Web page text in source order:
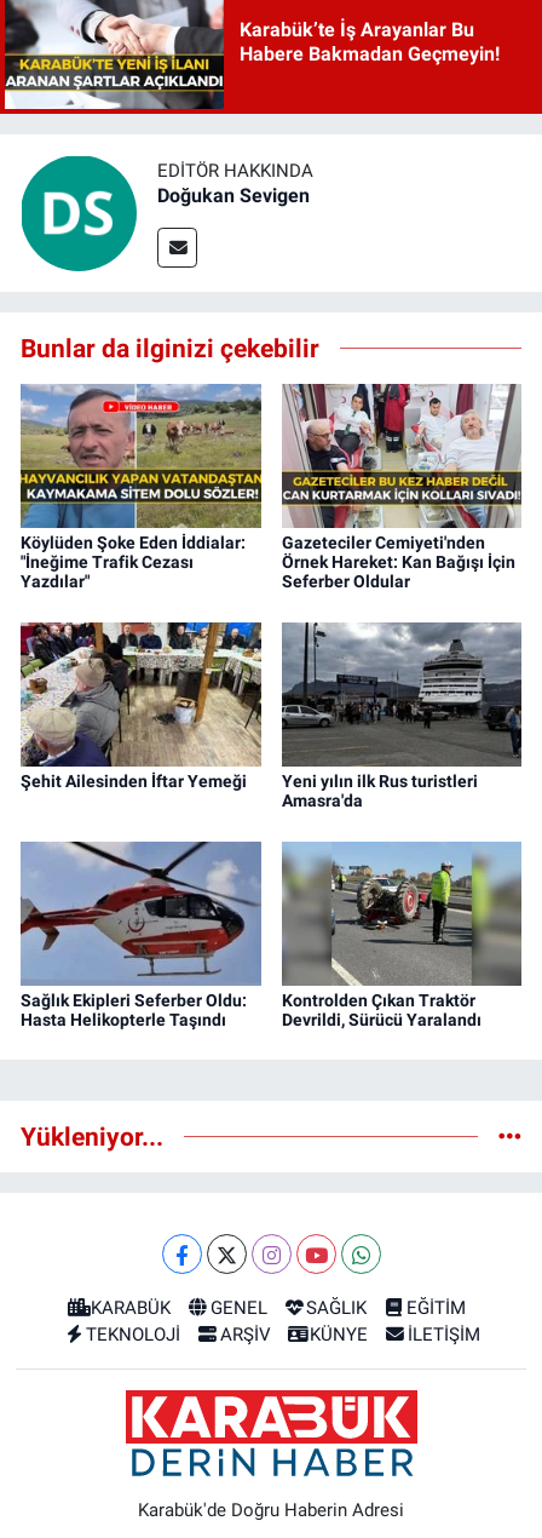
Karabük’te İş Arayanlar Bu
Habere Bakmadan Geçmeyin!
EDITÖR HAKKINDA
Doğukan Sevigen
Bunlar da ilginizi çekebilir
Köylüden Şoke Eden İddialar:
"İneğime Trafik Cezası
Yazdılar"
Gazeteciler Cemiyeti'nden
Örnek Hareket: Kan Bağışı İçin
Seferber Oldular
Şehit Ailesinden İftar Yemeği
Yeni yılın ilk Rus turistleri
Amasra'da
Sağlık Ekipleri Seferber Oldu:
Hasta Helikopterle Taşındı
Kontrolden Çıkan Traktör
Devrildi, Sürücü Yaralandı
Yükleniyor...
KARABÜK GENEL SAĞLIK
EĞİTİM
TEKNOLOJİ
ARŞİV KÜNYE İLETİŞİM
Karabük'de Doğru Haberin Adresi